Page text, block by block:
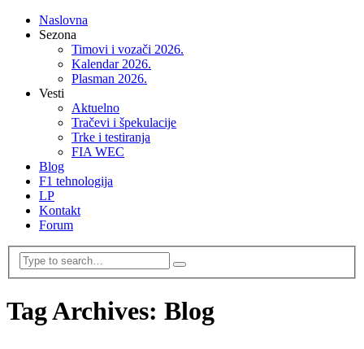
Naslovna
Sezona
Timovi i vozači 2026.
Kalendar 2026.
Plasman 2026.
Vesti
Aktuelno
Tračevi i špekulacije
Trke i testiranja
FIA WEC
Blog
F1 tehnologija
LP
Kontakt
Forum
Tag Archives: Blog